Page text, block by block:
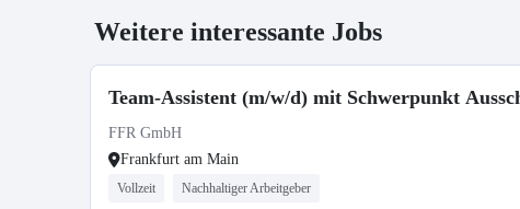
Weitere interessante Jobs
Team-Assistent (m/w/d) mit Schwerpunkt
FFR GmbH
Frankfurt am Main
Vollzeit Nachhaltiger Arbeitgeber